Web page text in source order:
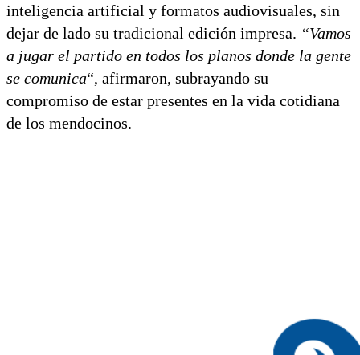
inteligencia artificial y formatos audiovisuales, sin
dejar de lado su tradicional edición impresa. “Vamos
a jugar el partido en todos los planos donde la gente
se comunica“, afirmaron, subrayando su
compromiso de estar presentes en la vida cotidiana
de los mendocinos.